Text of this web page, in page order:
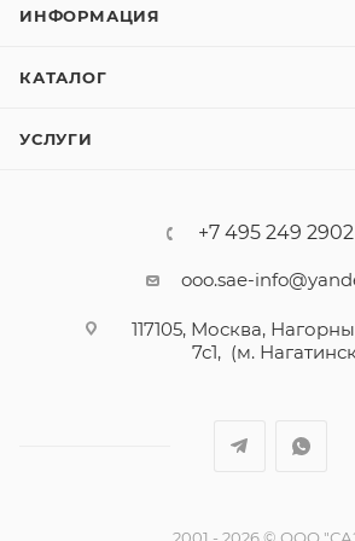
ИНФОРМАЦИЯ
КАТАЛОГ
УСЛУГИ
+7 495 249 2902
ooo.sae-
117105, Москва,
7с1, (м.